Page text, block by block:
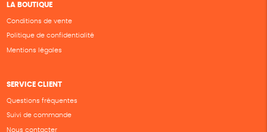
LA BOUTIQUE
Conditions de vente
Politique de confidentialité
Mentions légales
SERVICE CLIENT
Questions fréquentes
Suivi de commande
Nous contacter